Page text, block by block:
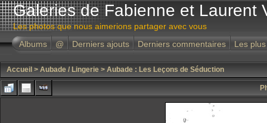
Galeries de Fabienne et Laurent
Les photos que nous aimerions partager avec vous
Albums
@ Derniers ajouts Derniers commentaires Les
Accueil > Aubade / Lingerie > Aubade : Les Leçons de Séduction